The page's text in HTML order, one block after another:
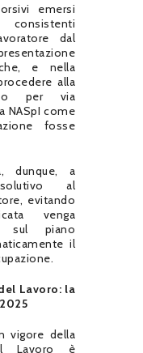
emersi
dal
e nella
alla
per via
NASpI come
fosse
dunque, a
al
evitando
venga
sul piano
il
Lavoro: la
vigore della
Lavoro è